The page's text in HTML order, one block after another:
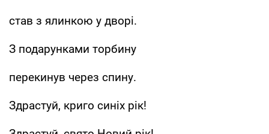
став з ялинкою у дворі.
З подарунками торбину
перекинув через спину.
Здрастуй, криго синіх рік!